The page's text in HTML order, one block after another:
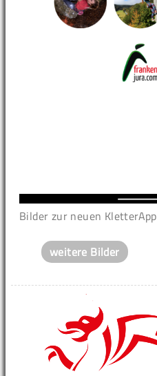
Bilder zur neuen KletterApp
weitere Bilder